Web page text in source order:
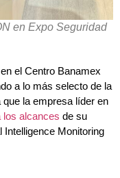
en Expo Seguridad
el Centro Banamex
a lo más selecto de la
la empresa líder en
los alcances de su
Intelligence Monitoring